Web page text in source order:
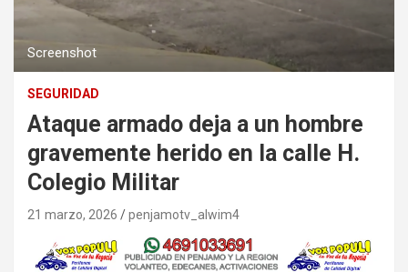
Screenshot
SEGURIDAD
Ataque armado deja a un hombre
gravemente herido en la calle H.
Colegio Militar
21 marzo, 2026 penjamotv_alwim4